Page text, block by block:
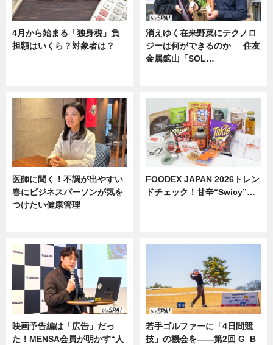
4月から始まる「独身税」負
担額はいくら？対象者は？
消えゆく在来野菜にテクノロ
ジーは何ができるのか──住友
金属鉱山「SOL…
医師に聞く！不調が出やすい
春にビジネスパーソンが気を
つけたい健康管理
FOODEX JAPAN 2026トレン
ドチェック！甘辛“Swicy”…
映画予告編は「広告」だっ
た！MENSA会員が明かす“人
若手ゴルファーに「4日間競
技」の機会を——第2回 G_B